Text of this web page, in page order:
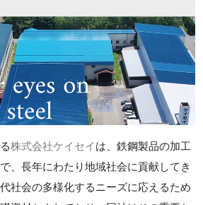
株式会社ケイセイは、鉄鋼製品の加工
、長年にわたり地域社会に貢献してき
社会の多様化するニーズに応えるため